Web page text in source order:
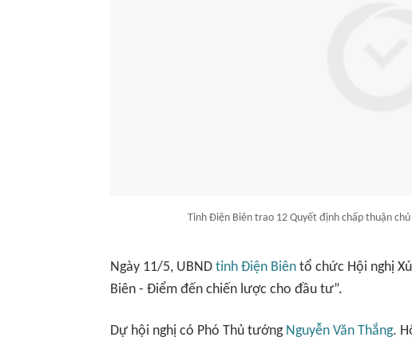
Tỉnh Điện Biên trao 12 Quyết định chấp thuận
Ngày 11/5, UBND tỉnh Điện Biên tổ chức Hội nghị
Biên - Điểm đến chiến lược cho đầu tư”.
Dự hội nghị có Phó Thủ tướng Nguyễn Văn Thắng.